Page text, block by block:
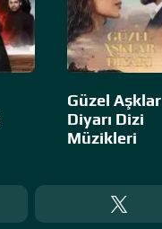
Güzel Aşklar
Diyarı Dizi
Müzikleri